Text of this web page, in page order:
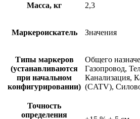
Масса, кг 2,3
Маркероискатель Значения
Типы маркеров
(устанавливаются
при начальном
конфигурировании)
Общего
Газопровод,
Канализация,
(CATV),
Точность
определения